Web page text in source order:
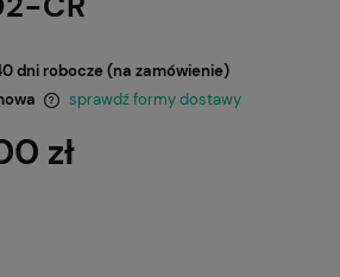
dni robocze (na zamówienie)
sprawdź formy dostawy
zł